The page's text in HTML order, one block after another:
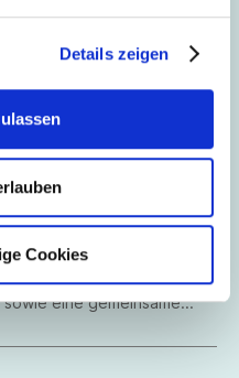
Details zeigen
Cookies
hat die Bundesvereinigung
Antworten-Katalog
Ukraine aktualisiert.
Fragen-Antworten-
in der Ukraine
eine gemeinsame